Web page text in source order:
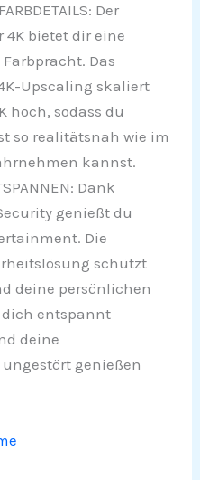
Der
4K bietet dir eine
Das
Upscaling skaliert
hoch, sodass du
so realitätsnah wie im
kannst.
Dank
genießt du
Die
schützt
deine persönlichen
entspannt
deine
genießen